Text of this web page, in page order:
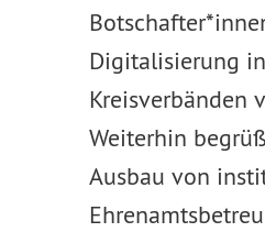
Digitalisierung
Kreisverbänden
Weiterhin
Ausbau von